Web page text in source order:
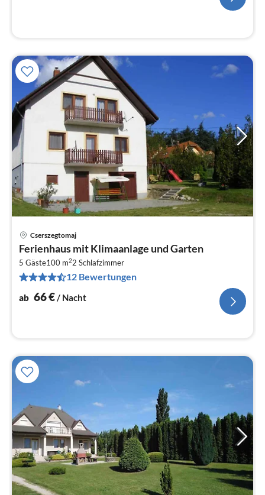
Cserszegtomaj
Ferienhaus mit Klimaanlage und Garten
5 Gäste100 m22 Schlafzimmer
12 Bewertungen
ab 66€/ Nacht